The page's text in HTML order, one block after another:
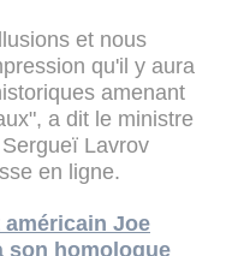
et nous
qu'il y aura
amenant
a dit le ministre
Lavrov
en ligne.
américain Joe
son homologue